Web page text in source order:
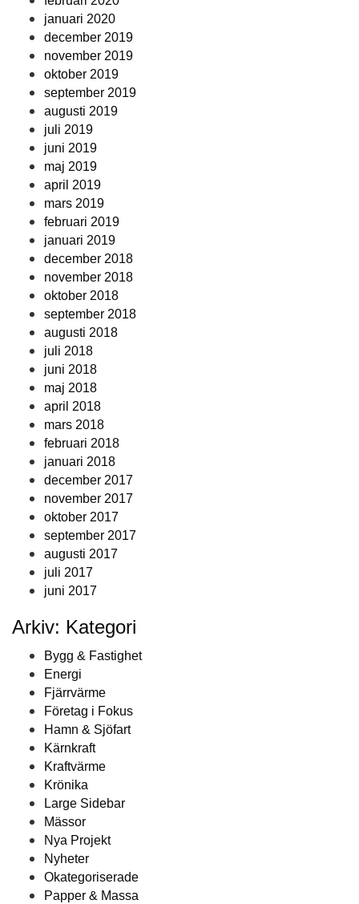
januari 2020
december 2019
november 2019
oktober 2019
september 2019
augusti 2019
juli 2019
juni 2019
maj 2019
april 2019
mars 2019
februari 2019
januari 2019
december 2018
november 2018
oktober 2018
september 2018
augusti 2018
juli 2018
juni 2018
maj 2018
april 2018
mars 2018
februari 2018
januari 2018
december 2017
november 2017
oktober 2017
september 2017
augusti 2017
juli 2017
juni 2017
Arkiv: Kategori
Bygg & Fastighet
Energi
Fjärrvärme
Företag i Fokus
Hamn & Sjöfart
Kärnkraft
Kraftvärme
Krönika
Large Sidebar
Mässor
Nya Projekt
Nyheter
Okategoriserade
Papper & Massa